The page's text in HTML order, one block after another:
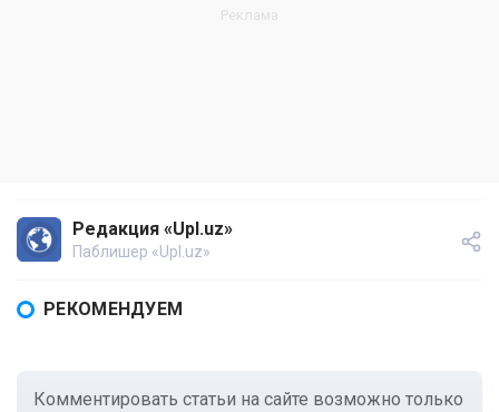
Редакция «Upl.uz»
Паблишер «Upl.uz»
РЕКОМЕНДУЕМ
Комментировать статьи на сайте возможно только